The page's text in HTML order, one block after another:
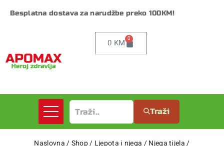
Besplatna dostava za narudžbe preko 100KM!
0 KM 0
Traži
Naslovna/Shop/ Ljepota i njega /Njega tijela /